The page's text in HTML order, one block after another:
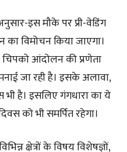
इस मौके पर प्री-वेडिंग
विमोचन किया जाएगा।
चिपको आंदोलन की प्रणेता
जा रही है। इसके अलावा,
भी है। इसलिए गंगधारा का ये
को भी समर्पित रहेगा।
क्षेत्रों के विषय विशेषज्ञों,